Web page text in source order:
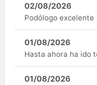
02/08/2026
Podólogo excelente
01/08/2026
Hasta ahora ha ido
01/08/2026